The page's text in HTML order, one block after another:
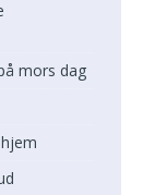
mors dag